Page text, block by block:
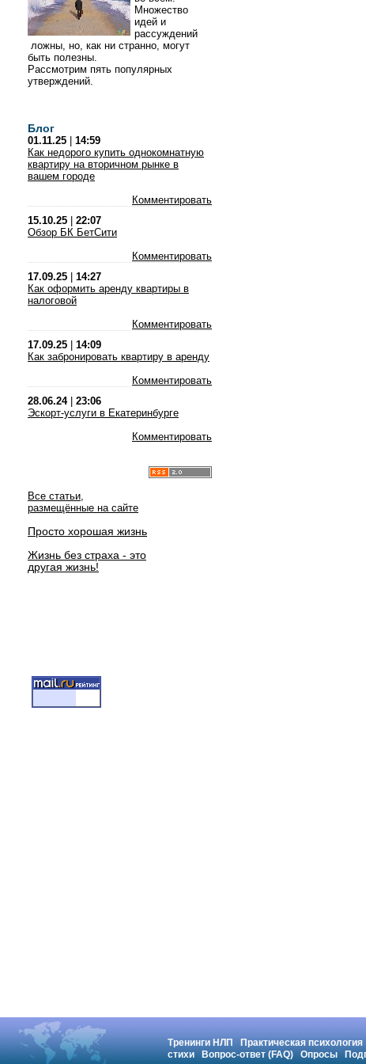
Множество
идей и
рассуждений
ложны, но, как ни странно, могут
быть полезны.
Рассмотрим пять популярных
утверждений.
Блог
01.11.25
14:59
Как недорого купить однокомнатную
квартиру на вторичном рынке в
вашем городе
Комментировать
15.10.25
22:07
Обзор БК БетСити
Комментировать
17.09.25
14:27
Как оформить аренду квартиры в
налоговой
Комментировать
17.09.25
14:09
Как забронировать квартиру в аренду
Комментировать
28.06.24| 23:06
Эскорт-услуги в Екатеринбурге
Комментировать
Все статьи,
размещённые на сайте
Просто хорошая жизнь
Жизнь без страха - это
другая жизнь!
Тренинги НЛП Практическая психология
стихи
Вопрос-ответ (FAQ) Опросы